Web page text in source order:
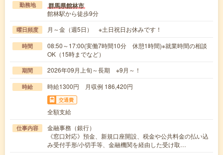
勤務地 群馬県館林市
館林駅から徒歩9分
曜日頻度 月～金（週5日） ※土日祝日お休みです！
時間
08:50～17:00(実働7時間10分 休憩1時間)※就業時間の相談
OK（15時までなど）
期間 2026年09月上旬～長期 ※9月～！
時給 時給1300円 月収例 186,420円
交通費
全額支給
仕事内容
金融事務（銀行）
《窓口対応》預金、新規口座開設、税金や公共料金の払い込
み受付手形/小切手等、金融機関を経由した受け取…